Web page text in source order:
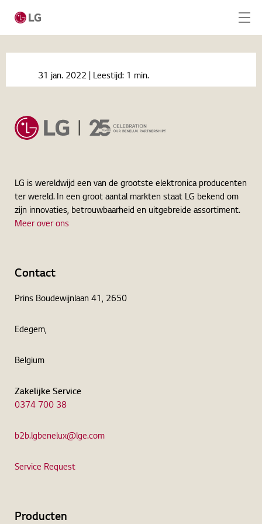
Home
Producten
Nieuws
CONTACT
LG et Userful lancent une solution AV sur IP
31 jan. 2022 | Leestijd: 1 min.
LG is wereldwijd een van de grootste elektronica producenten
ter wereld. In een groot aantal markten staat LG bekend om
zijn innovaties, betrouwbaarheid en uitgebreide assortiment.
Meer over ons
Contact
Prins Boudewijnlaan 41, 2650
Edegem,
Belgium
Zakelijke Service
0374 700 38
b2b.lgbenelux@lge.com
Service Request
Producten